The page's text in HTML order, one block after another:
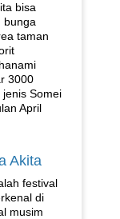
bisa
bunga
taman
3000
Somei
April
Akita
festival
di
musim